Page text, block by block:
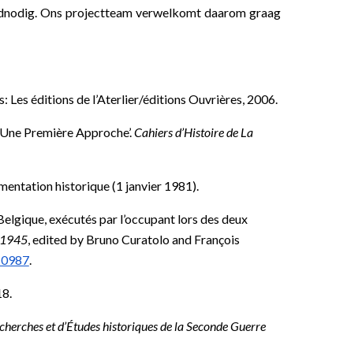
Ons projectteam verwelkomt daarom graag
Les éditions de l’Aterlier/éditions Ouvrières, 2006.
Première Approche’.Cahiers d’Histoire de La
historique (1 janvier 1981).
exécutés par l’occupant lors des deux
, edited by Bruno Curatolo and François
.
et d’Études historiques de la Seconde Guerre